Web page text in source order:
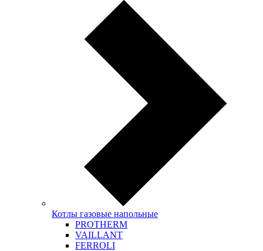
Котлы газовые напольные
PROTHERM
VAILLANT
FERROLI